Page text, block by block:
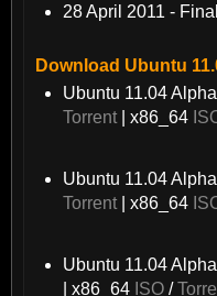
28 April 2011 -
Download Ubuntu
Ubuntu 11.04
Torrent| x86_64
Ubuntu 11.04
Torrent| x86_64
Ubuntu 11.04
| x86_64 ISO/